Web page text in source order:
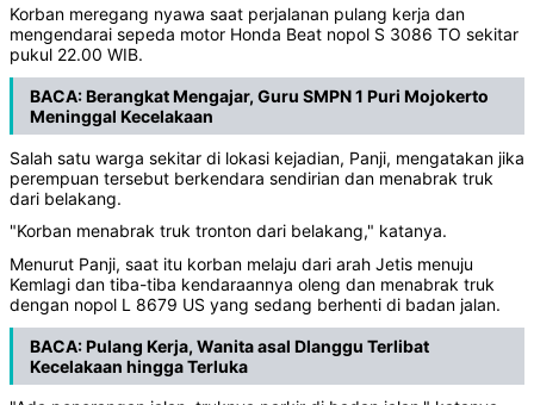
Korban meregang nyawa saat perjalanan pulang kerja dan
mengendarai sepeda motor Honda Beat nopol S 3086 TO sekitar
pukul 22.00 WIB.
BACA:Berangkat Mengajar, Guru SMPN 1 Puri Mojokerto
Meninggal Kecelakaan
Salah satu warga sekitar di lokasi kejadian, Panji, mengatakan jika
perempuan tersebut berkendara sendirian dan menabrak truk
dari belakang.
"Korban menabrak truk tronton dari belakang," katanya.
Menurut Panji, saat itu korban melaju dari arah Jetis menuju
Kemlagi dan tiba-tiba kendaraannya oleng dan menabrak truk
dengan nopol L 8679 US yang sedang berhenti di badan jalan.
BACA:Pulang Kerja, Wanita asal Dlanggu Terlibat
Kecelakaan hingga Terluka